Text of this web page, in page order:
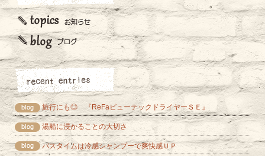
旅行にも◎ 『ReFaビューテックドライヤーＳＥ』
湯船に浸かることの大切さ
バスタイムは冷感シャンプーで爽快感ＵＰ